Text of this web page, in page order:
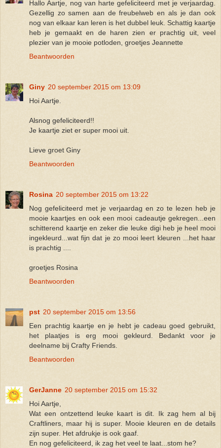
Hallo Aartje, nog van harte gefeliciteerd met je verjaardag.
Gezellig zo samen aan de freubelweb en als je dan ook
nog van elkaar kan leren is het dubbel leuk. Schattig kaartje
heb je gemaakt en de haren zien er prachtig uit, veel
plezier van je mooie potloden, groetjes Jeannette
Beantwoorden
Giny 20 september 2015 om 13:09
Hoi Aartje.
Alsnog gefeliciteerd!!
Je kaartje ziet er super mooi uit.
Lieve groet Giny
Beantwoorden
Rosina 20 september 2015 om 13:22
Nog gefeliciteerd met je verjaardag en zo te lezen heb je
mooie kaartjes en ook een mooi cadeautje gekregen...een
schitterend kaartje en zeker die leuke digi heb je heel mooi
ingekleurd...wat fijn dat je zo mooi leert kleuren ...het haar
is prachtig ....
groetjes Rosina
Beantwoorden
pst 20 september 2015 om 13:56
Een prachtig kaartje en je hebt je cadeau goed gebruikt,
het plaatjes is erg mooi gekleurd. Bedankt voor je
deelname bij Crafty Friends.
Beantwoorden
GerJanne 20 september 2015 om 15:32
Hoi Aartje,
Wat een ontzettend leuke kaart is dit. Ik zag hem al bij
Craftliners, maar hij is super. Mooie kleuren en de details
zijn super. Het afdrukje is ook gaaf.
En nog gefeliciteerd, ik zag het veel te laat...stom he?